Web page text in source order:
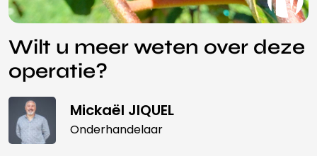
Wilt u meer weten over deze
operatie?
Mickaël JIQUEL
Onderhandelaar